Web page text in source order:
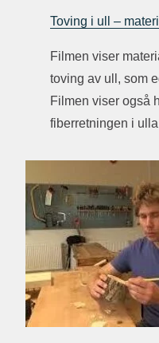
Toving i ull –
Filmen viser
toving av ull, som
Filmen viser også
fiberretningen i